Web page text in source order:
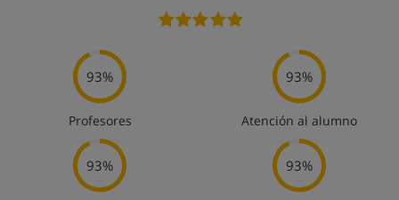
93%
Profesores
93%
Atención al alumno
93% 93%